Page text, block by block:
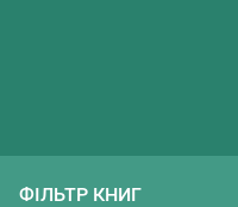
ФІЛЬТР КНИГ